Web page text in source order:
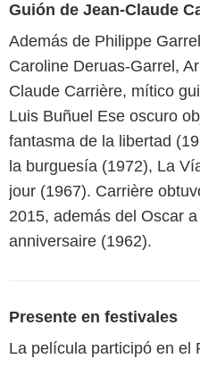
Guión de Jean-Claude
Además de Philippe
Caroline Deruas-Garrel,
Claude Carrière, mítico
Luis Buñuel Ese oscuro
fantasma de la libertad
la burguesía (1972), La
jour (1967). Carrière
2015, además del Oscar
anniversaire (1962).
Presente en festivales
La película participó en el